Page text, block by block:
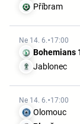
Příbram
Ne 14. 6. 17:00
Bohemians
Jablonec
Ne 14. 6. 17:00
Olomouc